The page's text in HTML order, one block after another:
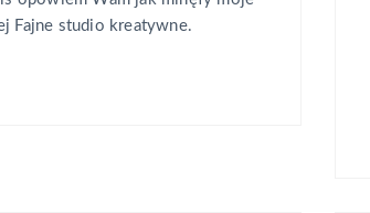
Fajne studio kreatywne.